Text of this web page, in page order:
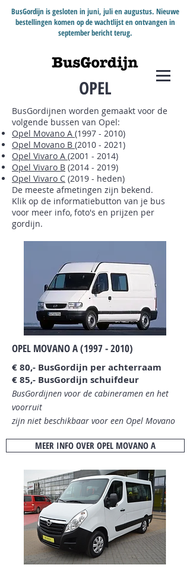
BusGordijn is gesloten in juni, juli en augustus. Nieuwe
bestellingen komen op de wachtlijst en ontvangen in
september bericht terug.
OPEL
BusGordijnen worden gemaakt voor de
volgende bussen van Opel:
Opel Movano A (1997 - 2010)
Opel Movano B (2010 - 2021)
Opel Vivaro A (2001 - 2014)
Opel Vivaro B (2014 - 2019)
Opel Vivaro C (2019 - heden)
De meeste afmetingen zijn bekend.
Klik op de informatiebutton van je bus
voor meer info, foto's en prijzen per
gordijn.
OPEL MOVANO A(1997 - 2010)
€ 80,- BusGordijn per achterraam
€ 85,- BusGordijn schuifdeur
BusGordijnen voor de cabineramen en het
voorruit
zijn niet beschikbaar voor een Opel Movano
MEER INFO OVER OPEL MOVANO A